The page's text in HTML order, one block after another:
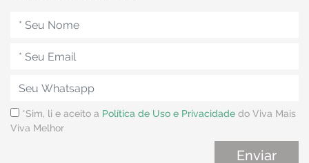
*Sim, li e aceito a Política de Uso e Privacidade do Viva Mais
Viva Melhor